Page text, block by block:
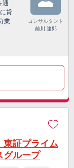
通
貸
業
コンサルタント
前川 達郎
東証プライム
グループ